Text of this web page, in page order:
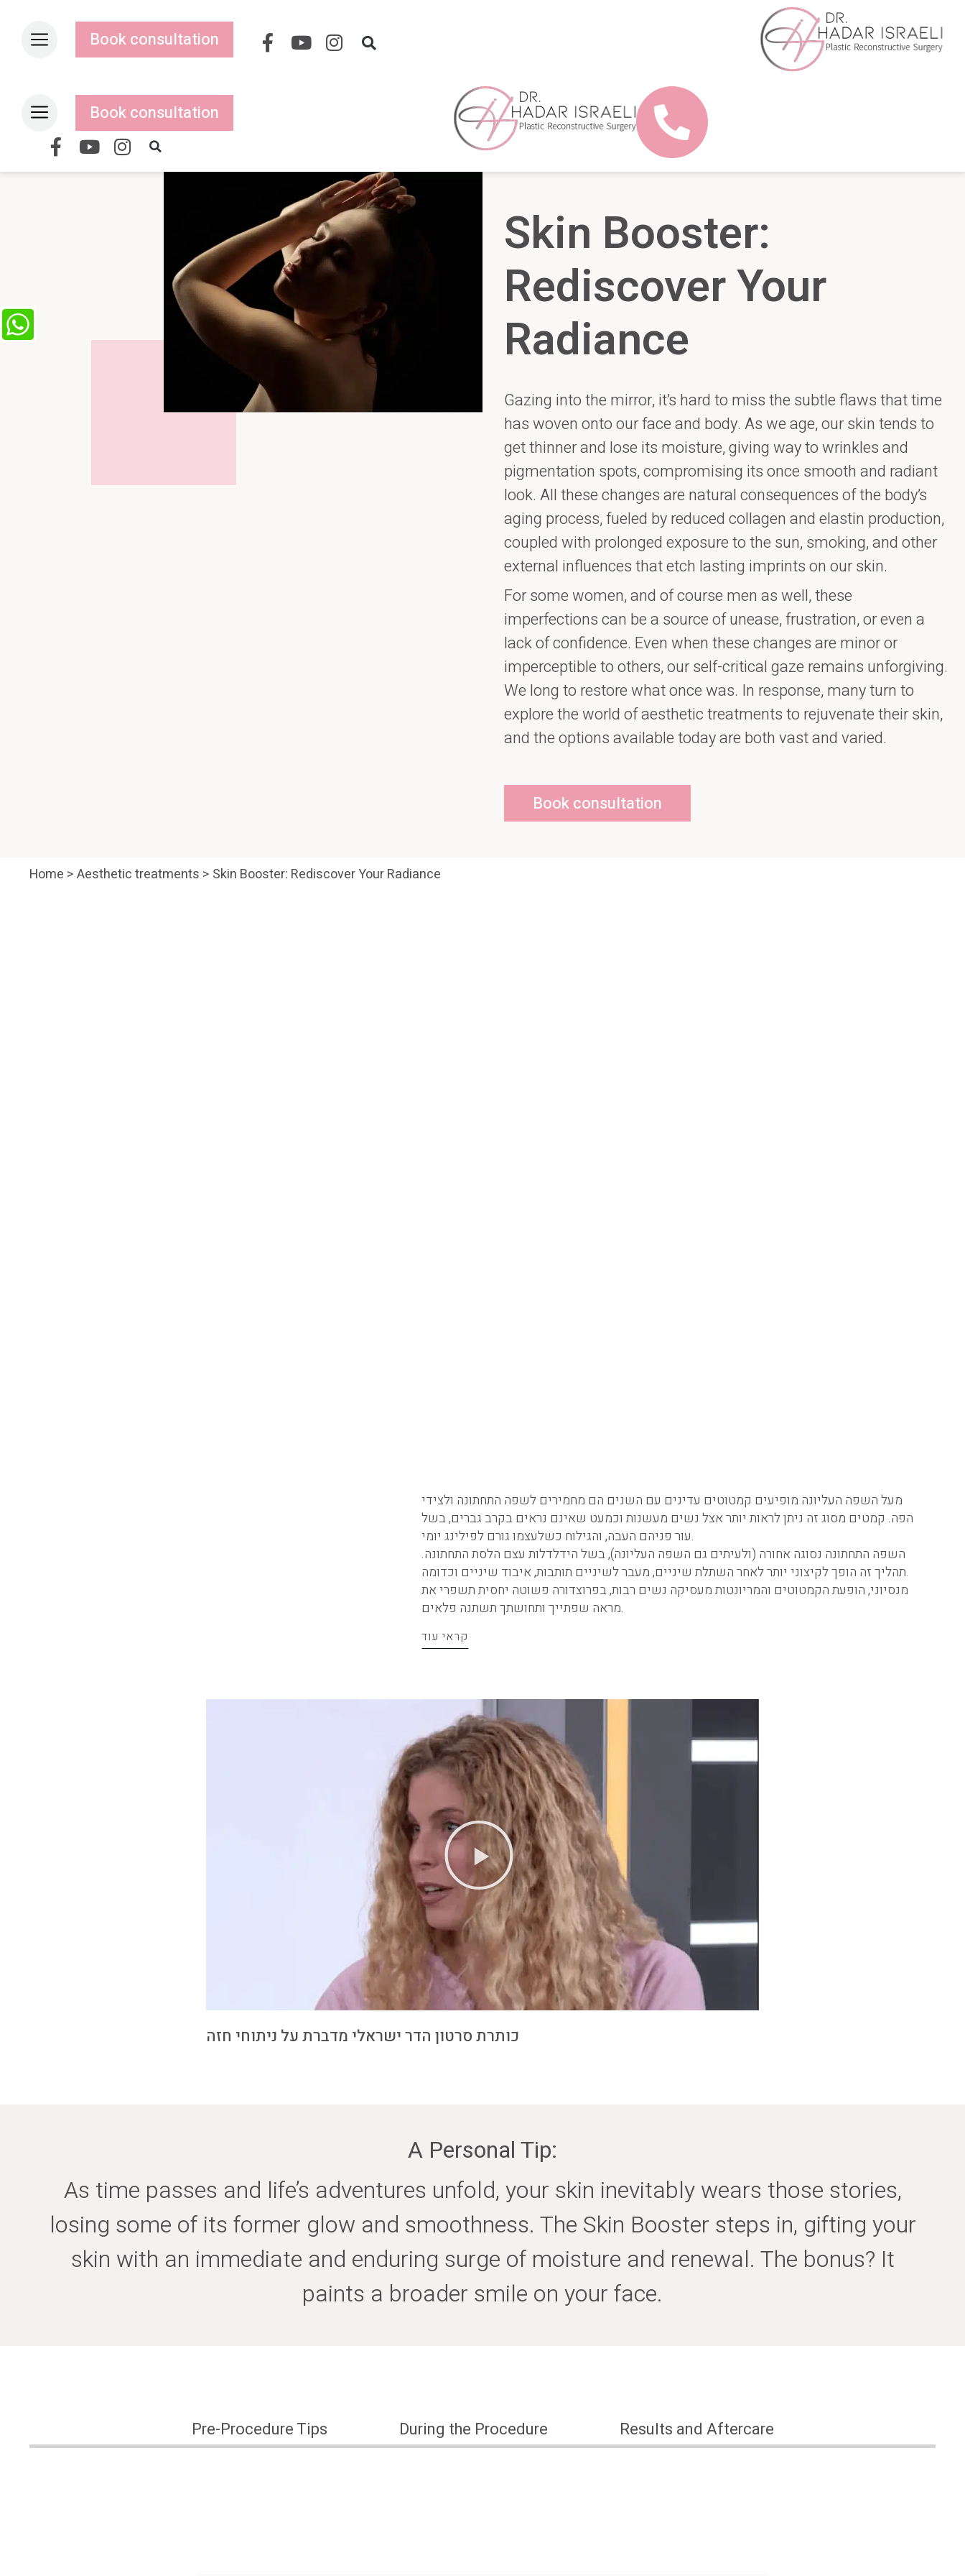
Book consultation
Book consultation
Skin Booster:
Rediscover Your
Radiance
Gazing into the mirror, it’s hard to miss the subtle flaws that time
has woven onto our face and body. As we age, our skin tends to
get thinner and lose its moisture, giving way to wrinkles and
pigmentation spots, compromising its once smooth and radiant
look. All these changes are natural consequences of the body’s
aging process, fueled by reduced collagen and elastin production,
coupled with prolonged exposure to the sun, smoking, and other
external influences that etch lasting imprints on our skin.
For some women, and of course men as well, these
imperfections can be a source of unease, frustration, or even a
lack of confidence. Even when these changes are minor or
imperceptible to others, our self-critical gaze remains unforgiving.
We long to restore what once was. In response, many turn to
explore the world of aesthetic treatments to rejuvenate their skin,
and the options available today are both vast and varied.
Book consultation
Home >Aesthetic treatments > Skin Booster: Rediscover Your Radiance
מעל השפה העליונה מופיעים קמטוטים עדינים עם השנים הם מחמירים לשפה התחתונה ולצידי
הפה. קמטים מסוג זה ניתן לראות יותר אצל נשים מעשנות וכמעט שאינם נראים בקרב גברים, בשל
עור פניהם העבה, והגילוח כשלעצמו גורם לפילינג יומי.
השפה התחתונה נסוגה אחורה (ולעיתים גם השפה העליונה), בשל הידלדלות עצם הלסת התחתונה.
תהליך זה הופך לקיצוני יותר לאחר השתלת שיניים, מעבר לשיניים תותבות, איבוד שיניים וכדומה.
מנסיוני, הופעת הקמטוטים והמריונטות מעסיקה נשים רבות, בפרוצדורה פשוטה יחסית תשפרי את
מראה שפתייך ותחושתך תשתנה פלאים.
קראי עוד
כותרת סרטון הדר ישראלי מדברת על ניתוחי חזה
A Personal Tip:
As time passes and life’s adventures unfold, your skin inevitably wears those stories,
losing some of its former glow and smoothness. The Skin Booster steps in, gifting your
skin with an immediate and enduring surge of moisture and renewal. The bonus? It
paints a broader smile on your face.
Pre-Procedure Tips During the Procedure Results and Aftercare